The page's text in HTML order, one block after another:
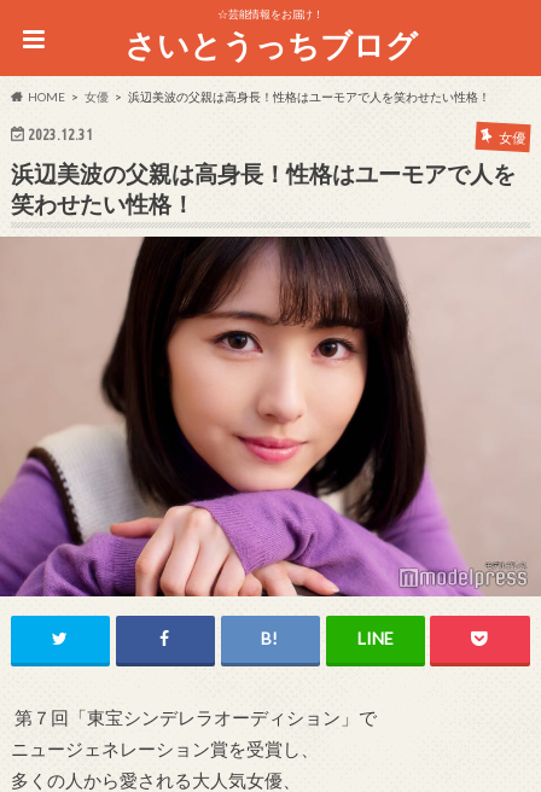
☆芸能情報をお届け！
さいとうっちブログ
HOME 女優 浜辺美波の父親は高身長！性格はユーモアで人を笑わせたい性格！
2023.12.31 女優
浜辺美波の父親は高身長！性格はユーモアで人を
笑わせたい性格！
第７回「東宝シンデレラオーディション」で
ニュージェネレーション賞を受賞し、
多くの人から愛される大人気女優、